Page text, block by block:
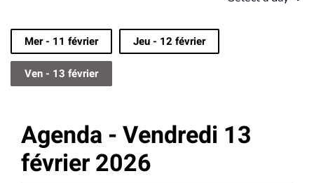
Mer - 11 février Jeu - 12 février
Ven - 13 février
Agenda - Vendredi 13
février 2026